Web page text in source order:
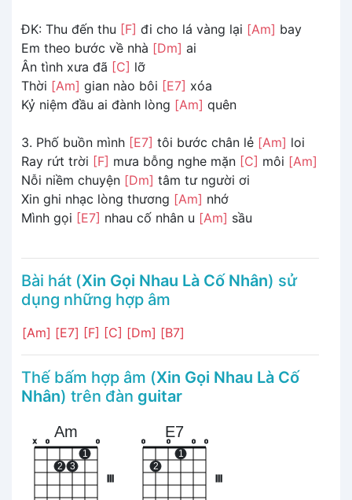
ĐK: Thu đến thu [F] đi cho lá vàng lại [Am] bay
Em theo bước về nhà [Dm] ai
Ân tình xưa đã [C] lỡ
Thời [Am] gian nào bôi [E7] xóa
Kỷ niệm đầu ai đành lòng [Am] quên
3. Phố buồn mình [E7] tôi bước chân lẻ [Am] loi
Ray rứt trời [F] mưa bỗng nghe mặn [C] môi [Am]
Nỗi niềm chuyện [Dm] tâm tư người ơi
Xin ghi nhạc lòng thương [Am] nhớ
Mình gọi [E7] nhau cố nhân u [Am] sầu
Bài hát (Xin Gọi Nhau Là Cố Nhân) sử
dụng những hợp âm
[Am] [E7] [F] [C] [Dm] [B7]
Thế bấm hợp âm (Xin Gọi Nhau Là Cố
Nhân) trên đàn guitar
Am
x o
2 3
1
o
E7
o
2
o
1
o o